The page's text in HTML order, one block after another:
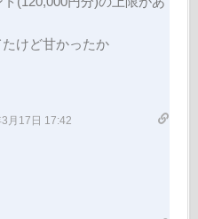
けど甘かったか
月17日 17:42